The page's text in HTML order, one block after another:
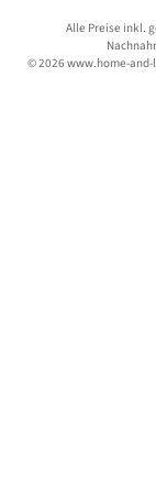
Alle Preise inkl.
© 2026 www.home-